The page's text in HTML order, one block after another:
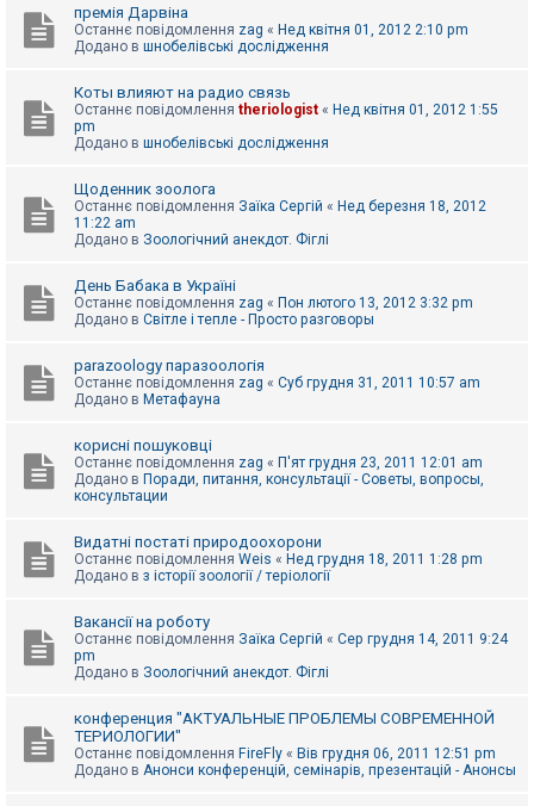
премія Дарвіна
Останнє повідомлення zag « Нед квітня 01, 2012 2:10 pm
Додано в шнобелівські дослідження
Коты влияют на радио связь
Останнє повідомлення theriologist « Нед квітня 01, 2012 1:55
pm
Додано в шнобелівські дослідження
Щоденник зоолога
Останнє повідомлення Заїка Сергій « Нед березня 18, 2012
11:22 am
Додано в Зоологічний анекдот. Фіглі
День Бабака в Україні
Останнє повідомлення zag « Пон лютого 13, 2012 3:32 pm
Додано в Світле і тепле - Просто разговоры
parazoology паразоологія
Останнє повідомлення zag « Суб грудня 31, 2011 10:57 am
Додано в Метафауна
корисні пошуковці
Останнє повідомлення zag « П'ят грудня 23, 2011 12:01 am
Додано в Поради, питання, консультації - Советы, вопросы,
консультации
Видатні постаті природоохорони
Останнє повідомлення Weis « Нед грудня 18, 2011 1:28 pm
Додано в з історії зоології / теріології
Вакансії на роботу
Останнє повідомлення Заїка Сергій « Сер грудня 14, 2011 9:24
pm
Додано в Зоологічний анекдот. Фіглі
конференция "АКТУАЛЬНЫЕ ПРОБЛЕМЫ СОВРЕМЕННОЙ
ТЕРИОЛОГИИ"
Останнє повідомлення FireFly « Вів грудня 06, 2011 12:51 pm
Додано в Анонси конференцій, семінарів, презентацій - Анонсы